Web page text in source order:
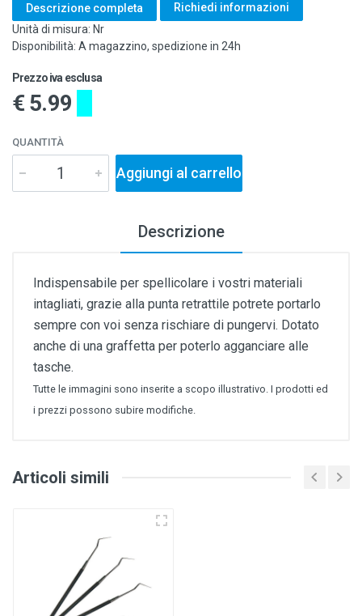
Descrizione completa
Richiedi informazioni
Unità di misura: Nr
Disponibilità: A magazzino, spedizione in 24h
Prezzo iva esclusa
€ 5.99
QUANTITÀ
Aggiungi al carrello
Descrizione
Indispensabile per spellicolare i vostri materiali
intagliati, grazie alla punta retrattile potrete portarlo
sempre con voi senza rischiare di pungervi. Dotato
anche di una graffetta per poterlo agganciare alle
tasche.
Tutte le immagini sono inserite a scopo illustrativo. I prodotti ed
i prezzi possono subire modifiche.
Articoli simili